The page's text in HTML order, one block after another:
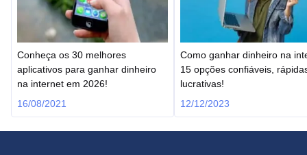
Conheça os 30 melhores
aplicativos para ganhar dinheiro
na internet em 2026!
16/08/2021
Como ganhar dinheiro na
15 opções confiáveis,
lucrativas!
12/12/2023